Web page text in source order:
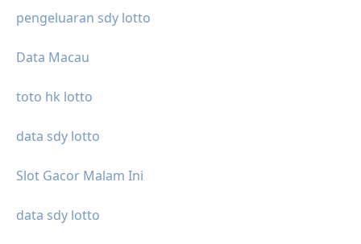
pengeluaran sdy lotto
Data Macau
toto hk lotto
data sdy lotto
Slot Gacor Malam Ini
data sdy lotto